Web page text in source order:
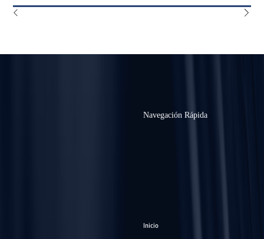
Navegación Rápida
Inicio